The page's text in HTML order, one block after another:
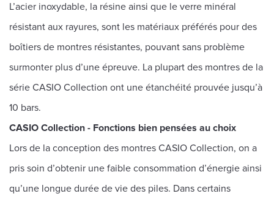
L’acier inoxydable, la résine ainsi que le verre minéral
résistant aux rayures, sont les matériaux préférés pour des
boîtiers de montres résistantes, pouvant sans problème
surmonter plus d’une épreuve. La plupart des montres de la
série CASIO Collection ont une étanchéité prouvée jusqu’à
10 bars.
CASIO Collection - Fonctions bien pensées au choix
Lors de la conception des montres CASIO Collection, on a
pris soin d’obtenir une faible consommation d’énergie ainsi
qu’une longue durée de vie des piles. Dans certains